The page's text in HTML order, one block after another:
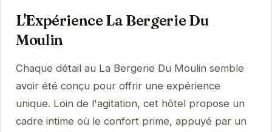
L'Expérience La Bergerie Du
Moulin
Chaque détail au La Bergerie Du Moulin semble
avoir été conçu pour offrir une expérience
unique. Loin de l'agitation, cet hôtel propose un
cadre intime où le confort prime, appuyé par un